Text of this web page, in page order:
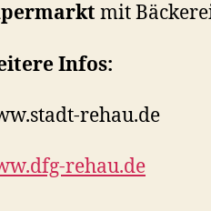
mit
Infos:
rehau.de
rehau.de